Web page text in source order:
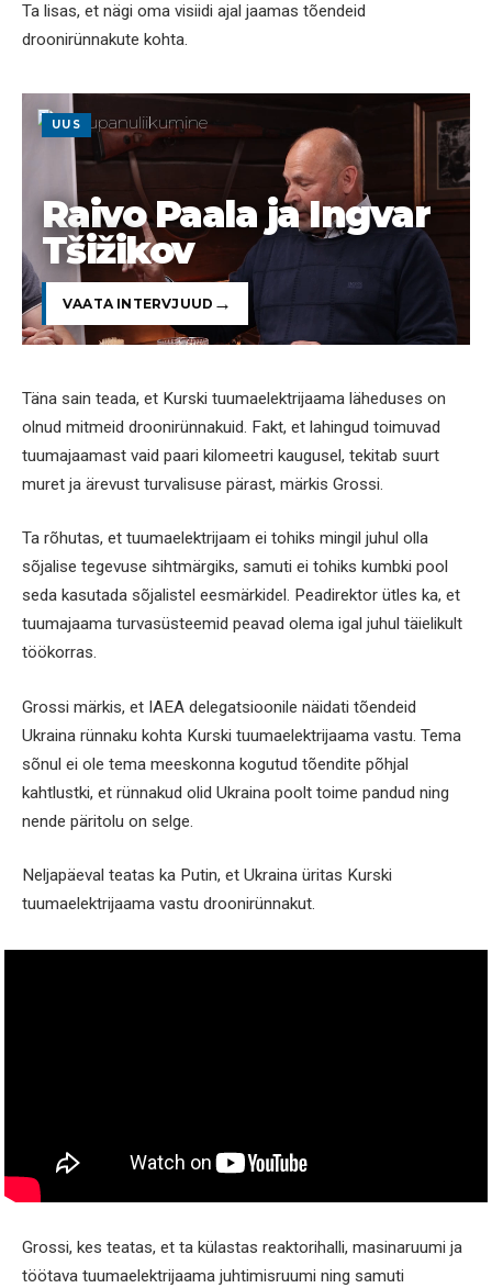
Ta lisas, et nägi oma visiidi ajal jaamas tõendeid
droonirünnakute kohta.
UUS
Raivo Paala ja Ingvar
Tšižikov
VAATA INTERVJUUD
Täna sain teada, et Kurski tuumaelektrijaama läheduses on
olnud mitmeid droonirünnakuid. Fakt, et lahingud toimuvad
tuumajaamast vaid paari kilomeetri kaugusel, tekitab suurt
muret ja ärevust turvalisuse pärast, märkis Grossi.
Ta rõhutas, et tuumaelektrijaam ei tohiks mingil juhul olla
sõjalise tegevuse sihtmärgiks, samuti ei tohiks kumbki pool
seda kasutada sõjalistel eesmärkidel. Peadirektor ütles ka, et
tuumajaama turvasüsteemid peavad olema igal juhul täielikult
töökorras.
Grossi märkis, et IAEA delegatsioonile näidati tõendeid
Ukraina rünnaku kohta Kurski tuumaelektrijaama vastu. Tema
sõnul ei ole tema meeskonna kogutud tõendite põhjal
kahtlustki, et rünnakud olid Ukraina poolt toime pandud ning
nende päritolu on selge.
Neljapäeval teatas ka Putin, et Ukraina üritas Kurski
tuumaelektrijaama vastu droonirünnakut.
Grossi, kes teatas, et ta külastas reaktorihalli, masinaruumi ja
töötava tuumaelektrijaama juhtimisruumi ning samuti